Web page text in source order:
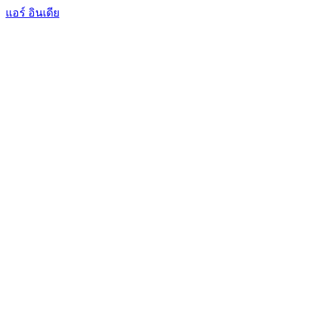
แอร์ อินเดีย